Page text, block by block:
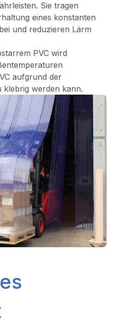
Sie tragen
eines konstanten
und reduzieren Lärm
PVC wird
aufgrund der
klebrig werden kann.